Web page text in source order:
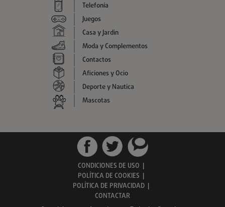
Telefonía
Juegos
Casa y Jardin
Moda y Complementos
Contactos
Aficiones y Ocio
Deporte y Nautica
Mascotas
CONDICIONES DE USO |
POLÍTICA DE COOKIES |
POLÍTICA DE PRIVACIDAD |
CONTACTAR